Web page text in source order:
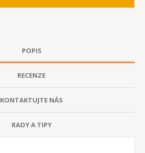
POPIS
RECENZE
KONTAKTUJTE NÁS
RADY A TIPY